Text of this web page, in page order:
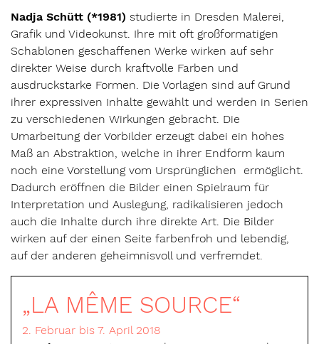
Nadja Schütt (*1981) studierte in Dresden Malerei,
Grafik und Videokunst. Ihre mit oft großformatigen
Schablonen geschaffenen Werke wirken auf sehr
direkter Weise durch kraftvolle Farben und
ausdruckstarke Formen. Die Vorlagen sind auf Grund
ihrer expressiven Inhalte gewählt und werden in Serien
zu verschiedenen Wirkungen gebracht. Die
Umarbeitung der Vorbilder erzeugt dabei ein hohes
Maß an Abstraktion, welche in ihrer Endform kaum
noch eine Vorstellung vom Ursprünglichen ermöglicht.
Dadurch eröffnen die Bilder einen Spielraum für
Interpretation und Auslegung, radikalisieren jedoch
auch die Inhalte durch ihre direkte Art. Die Bilder
wirken auf der einen Seite farbenfroh und lebendig,
auf der anderen geheimnisvoll und verfremdet.
„LA MÊME SOURCE“
2. Februar bis 7. April 2018